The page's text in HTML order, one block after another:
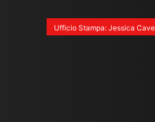
Ufficio Stampa: Jessica